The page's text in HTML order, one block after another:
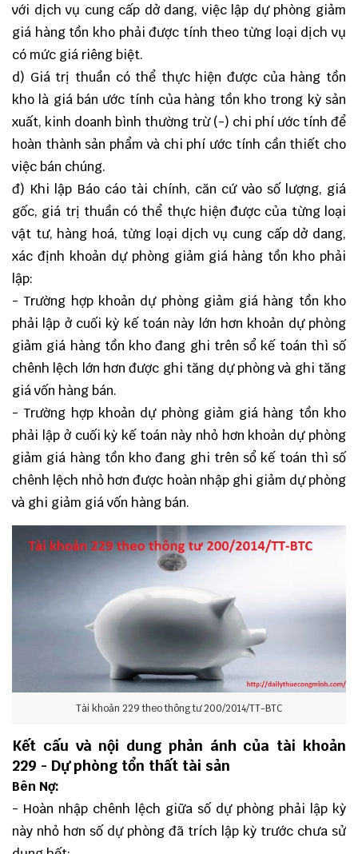
với dịch vụ cung cấp dở dang, việc lập dự phòng giảm
giá hàng tồn kho phải được tính theo từng loại dịch vụ
có mức giá riêng biệt.
d) Giá trị thuần có thể thực hiện được của hàng tồn
kho là giá bán ước tính của hàng tồn kho trong kỳ sản
xuất, kinh doanh bình thường trừ (-) chi phí ước tính để
hoàn thành sản phẩm và chi phí ước tính cần thiết cho
việc bán chúng.
đ) Khi lập Báo cáo tài chính, căn cứ vào số lượng, giá
gốc, giá trị thuần có thể thực hiện được của từng loại
vật tư, hàng hoá, từng loại dịch vụ cung cấp dở dang,
xác định khoản dự phòng giảm giá hàng tồn kho phải
lập:
- Trường hợp khoản dự phòng giảm giá hàng tồn kho
phải lập ở cuối kỳ kế toán này lớn hơn khoản dự phòng
giảm giá hàng tồn kho đang ghi trên sổ kế toán thì số
chênh lệch lớn hơn được ghi tăng dự phòng và ghi tăng
giá vốn hàng bán.
- Trường hợp khoản dự phòng giảm giá hàng tồn kho
phải lập ở cuối kỳ kế toán này nhỏ hơn khoản dự phòng
giảm giá hàng tồn kho đang ghi trên sổ kế toán thì số
chênh lệch nhỏ hơn được hoàn nhập ghi giảm dự phòng
và ghi giảm giá vốn hàng bán.
Tài khoản 229 theo thông tư 200/2014/TT-BTC
Kết cấu và nội dung phản ánh của tài khoản
229 - Dự phòng tổn thất tài sản
Bên Nợ:
- Hoàn nhập chênh lệch giữa số dự phòng phải lập kỳ
này nhỏ hơn số dự phòng đã trích lập kỳ trước chưa sử